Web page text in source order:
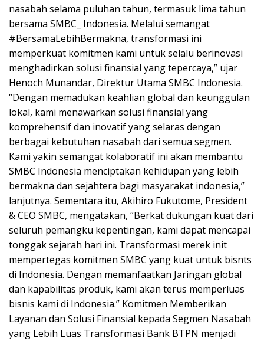
nasabah selama puluhan tahun, termasuk lima tahun
bersama SMBC_ Indonesia. Melalui semangat
#BersamaLebihBermakna, transformasi ini
memperkuat komitmen kami untuk selalu berinovasi
menghadirkan solusi finansial yang tepercaya,” ujar
Henoch Munandar, Direktur Utama SMBC Indonesia.
“Dengan memadukan keahlian global dan keunggulan
lokal, kami menawarkan solusi finansial yang
komprehensif dan inovatif yang selaras dengan
berbagai kebutuhan nasabah dari semua segmen.
Kami yakin semangat kolaboratif ini akan membantu
SMBC Indonesia menciptakan kehidupan yang lebih
bermakna dan sejahtera bagi masyarakat indonesia,”
lanjutnya. Sementara itu, Akihiro Fukutome, President
& CEO SMBC, mengatakan, “Berkat dukungan kuat dari
seluruh pemangku kepentingan, kami dapat mencapai
tonggak sejarah hari ini. Transformasi merek init
mempertegas komitmen SMBC yang kuat untuk bisnts
di Indonesia. Dengan memanfaatkan Jaringan global
dan kapabilitas produk, kami akan terus memperluas
bisnis kami di Indonesia.” Komitmen Memberikan
Layanan dan Solusi Finansial kepada Segmen Nasabah
yang Lebih Luas Transformasi Bank BTPN menjadi